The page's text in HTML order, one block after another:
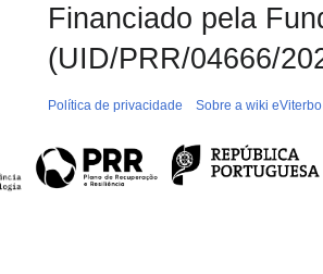
Financiado pela
(UID/PRR/04666/
Política de privacidade Sobre a wiki eViterbo